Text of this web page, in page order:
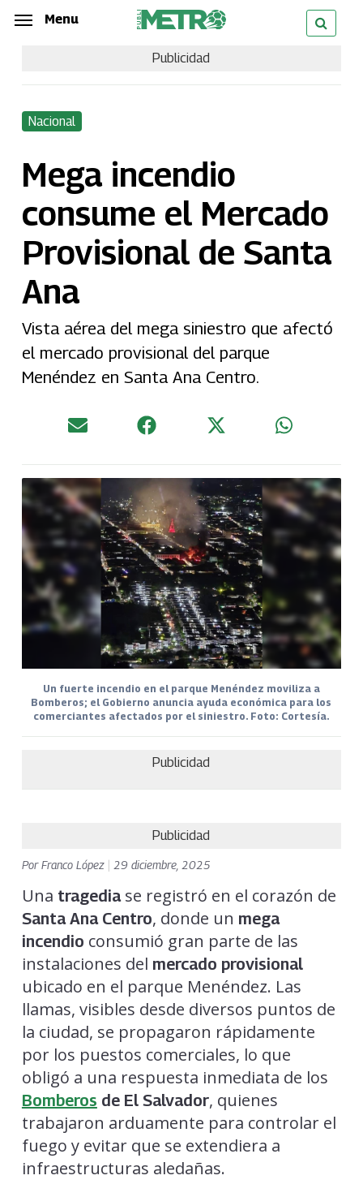
Skip
content
Menu
Publicidad
Nacional
Mega incendio
consume el Mercado
Provisional de Santa
Ana
Vista aérea del mega siniestro que afectó
el mercado provisional del parque
Menéndez en Santa Ana Centro.
Un fuerte incendio en el parque Menéndez moviliza a
Bomberos; el Gobierno anuncia ayuda económica para los
comerciantes afectados por el siniestro. Foto: Cortesía.
Publicidad
Publicidad
PorFranco López 29 diciembre, 2025
Una tragediase registró en el corazón de
Santa Ana Centro, donde un mega
incendio consumió gran parte de las
instalaciones del mercado provisional
ubicado en el parque Menéndez. Las
llamas, visibles desde diversos puntos de
la ciudad, se propagaron rápidamente
por los puestos comerciales, lo que
obligó a una respuesta inmediata de los
Bomberos de El Salvador, quienes
trabajaron arduamente para controlar el
fuego y evitar que se extendiera a
infraestructuras aledañas.
Menu